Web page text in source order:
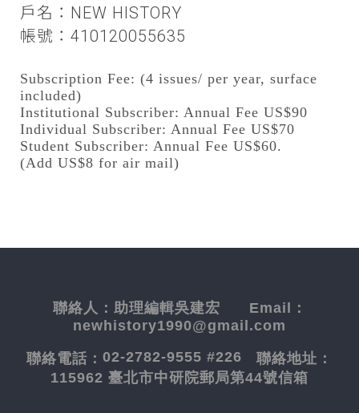
戶名：NEW HISTORY
帳號：410120055635
Subscription Fee: (4 issues/ per year, surface
included)
Institutional Subscriber: Annual Fee US$90
Individual Subscriber: Annual Fee US$70
Student Subscriber: Annual Fee US$60.
(Add US$8 for air mail)
聯絡人： 助理編輯吳建宏 Email：
newhistory1990@gmail.com
聯絡電話： 02-2782-9555 #226 聯絡地址：
115962 臺北市中研院郵局第44號信箱